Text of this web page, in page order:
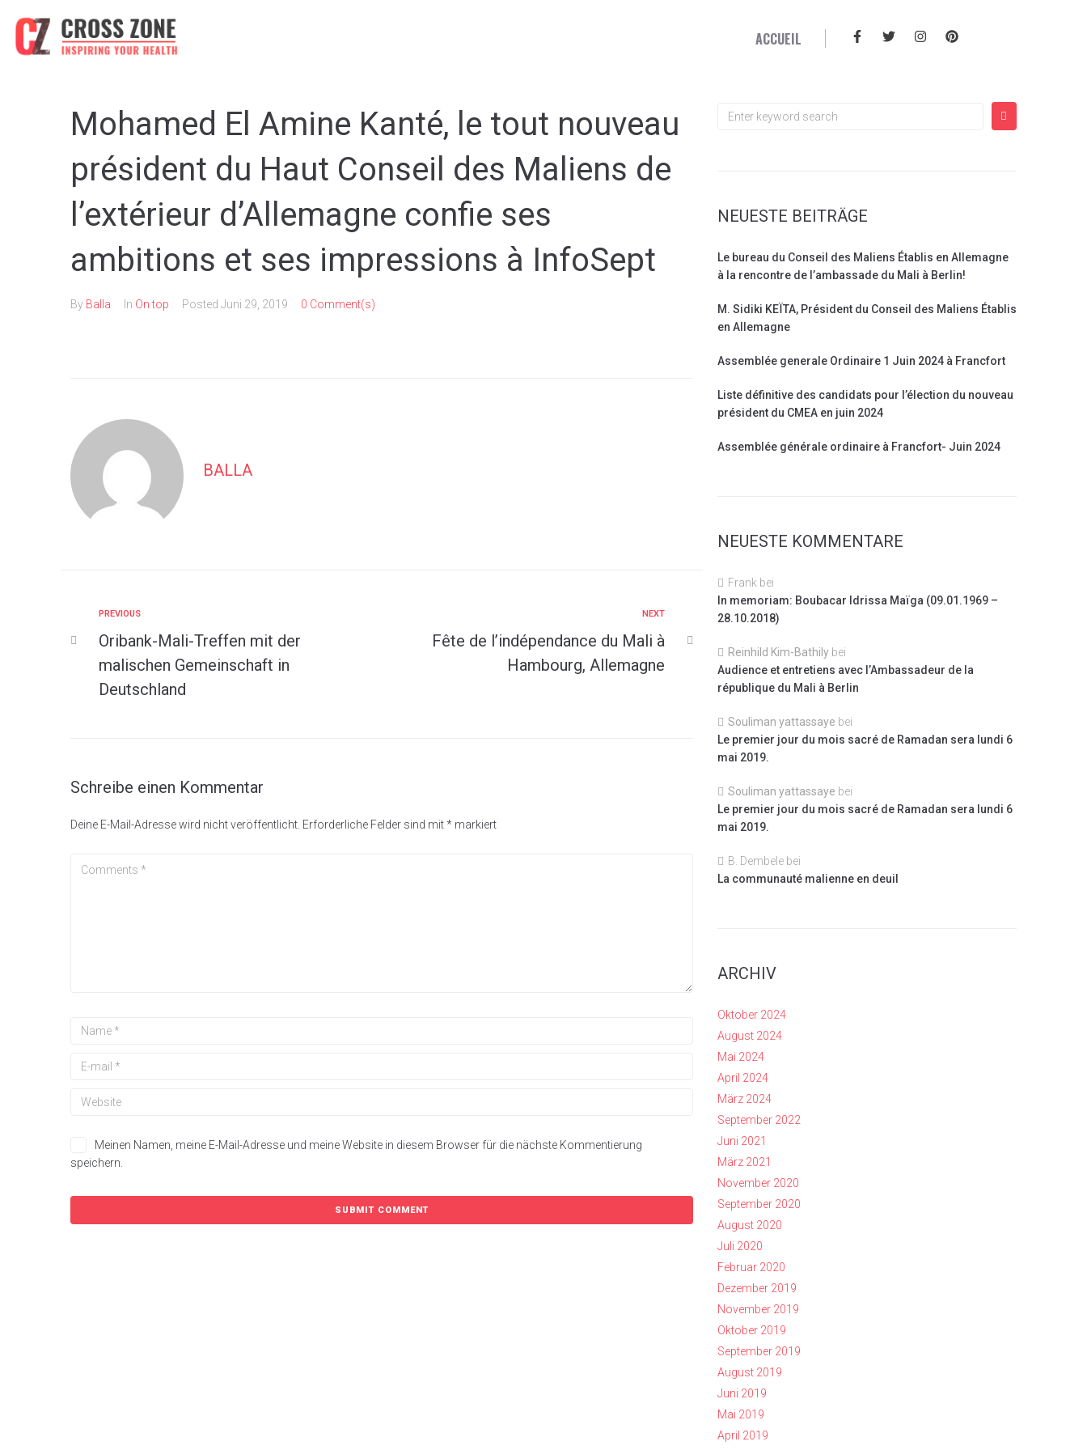
ACCUEIL
Mohamed El Amine Kanté, le tout nouveau
président du Haut Conseil des Maliens de
l’extérieur d’Allemagne confie ses
ambitions et ses impressions à InfoSept
By Balla In On top Posted Juni 29, 2019 0 Comment(s)
BALLA
PREVIOUS
Oribank-Mali-Treffen mit der
malischen Gemeinschaft in
Deutschland
NEXT
Fête de l’indépendance du Mali à
Hambourg, Allemagne
Schreibe einen Kommentar
Deine E-Mail-Adresse wird nicht veröffentlicht. Erforderliche Felder sind mit* markiert
Meinen Namen, meine E-Mail-Adresse und meine Website in diesem Browser für die nächste Kommentierung
speichern.
NEUESTE BEITRÄGE
Le bureau du Conseil des Maliens Établis en Allemagne
à la rencontre de l’ambassade du Mali à Berlin!
M. Sidiki KEÏTA, Président du Conseil des Maliens Établis
en Allemagne
Assemblée generale Ordinaire 1 Juin 2024 à Francfort
Liste définitive des candidats pour l’élection du nouveau
président du CMEA en juin 2024
Assemblée générale ordinaire à Francfort- Juin 2024
NEUESTE KOMMENTARE
Frank bei
In memoriam: Boubacar Idrissa Maïga (09.01.1969 –
28.10.2018)
Reinhild Kim-Bathily bei
Audience et entretiens avec l’Ambassadeur de la
république du Mali à Berlin
Souliman yattassaye bei
Le premier jour du mois sacré de Ramadan sera lundi 6
mai 2019.
Souliman yattassaye bei
Le premier jour du mois sacré de Ramadan sera lundi 6
mai 2019.
B. Dembele bei
La communauté malienne en deuil
ARCHIV
Oktober 2024
August 2024
Mai 2024
April 2024
März 2024
September 2022
Juni 2021
März 2021
November 2020
September 2020
August 2020
Juli 2020
Februar 2020
Dezember 2019
November 2019
Oktober 2019
September 2019
August 2019
Juni 2019
Mai 2019
April 2019